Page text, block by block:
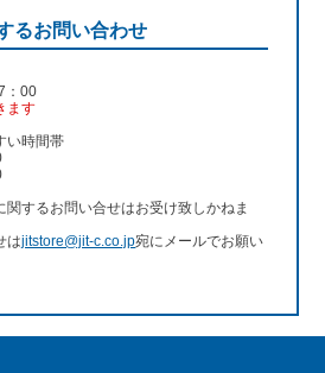
るお問い合わせ
：00
ます
い時間帯
関するお問い合せはお受け致しかねま
はjitstore@jit-c.co.jp宛にメールでお願い